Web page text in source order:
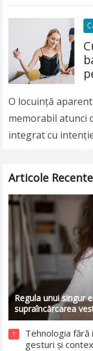
O locuință
memorabil atunci
integrat cu
Articole Recente
Regula unui singur
supraîncărcarea
1
Tehnologia
gesturi și